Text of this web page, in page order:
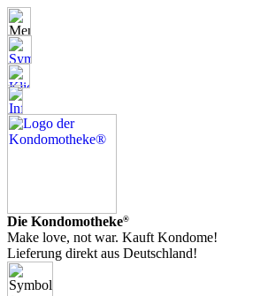
Die Kondomotheke®
Make love, not war. Kauft Kondome!
Lieferung direkt aus Deutschland!